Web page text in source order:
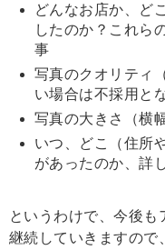
どんなお店か、ど
したのか？これら
事
写真のクオリティ
い場合は不採用と
写真の大きさ（横
いつ、どこ（住所
があったのか、詳
というわけで、今後
継続していきますので